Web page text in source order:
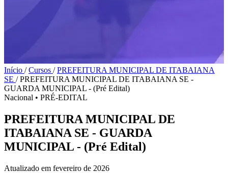
Início / Cursos / PREFEITURA MUNICIPAL DE ITABAIANA
SE / PREFEITURA MUNICIPAL DE ITABAIANA SE -
GUARDA MUNICIPAL - (Pré Edital)
Nacional • PRÉ-EDITAL
PREFEITURA MUNICIPAL DE
ITABAIANA SE - GUARDA
MUNICIPAL - (Pré Edital)
Atualizado em fevereiro de 2026